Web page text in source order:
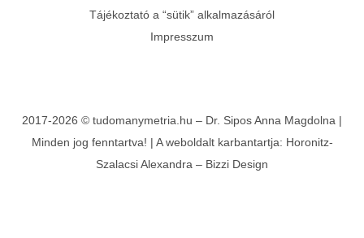
Tájékoztató a “sütik” alkalmazásáról
Impresszum
2017-2026 © tudomanymetria.hu – Dr. Sipos Anna Magdolna |
Minden jog fenntartva! | A weboldalt karbantartja: Horonitz-
Szalacsi Alexandra – Bizzi Design